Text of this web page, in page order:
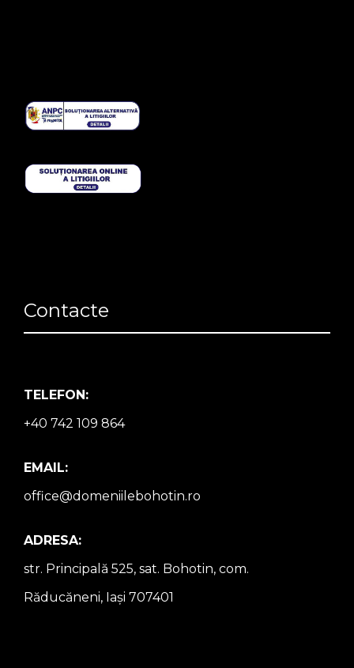
Contacte
TELEFON:
+40 742 109 864
EMAIL:
office@domeniilebohotin.ro
ADRESA:
str. Principală 525, sat. Bohotin, com.
Răducăneni, Iași 707401